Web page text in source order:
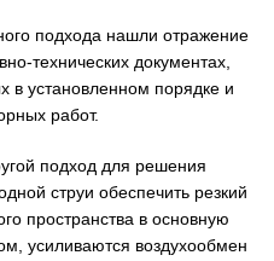
подхода нашли отражение
технических документах,
в установленном порядке и
работ.
подход для решения
струи обеспечить резкий
пространства в основную
усиливаются воздухообмен